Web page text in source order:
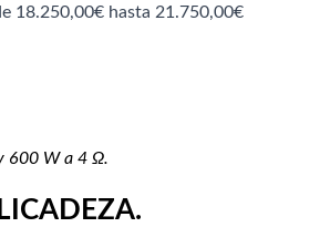
18.250,00€ hasta 21.750,00€
600 W a 4 Ω.